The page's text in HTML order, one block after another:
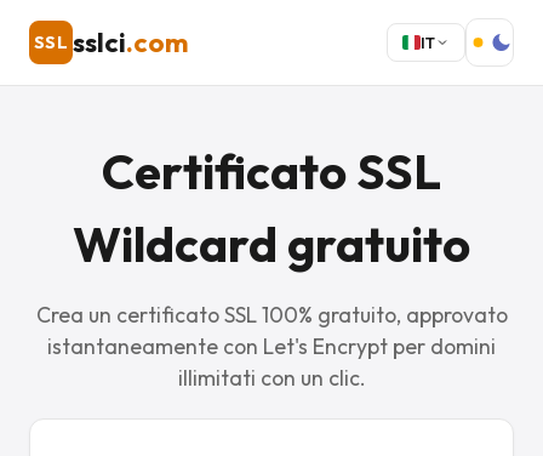
SSL sslci.com IT
Certificato SSL
Wildcard gratuito
Crea un certificato SSL 100% gratuito, approvato
istantaneamente con Let's Encrypt per domini
illimitati con un clic.